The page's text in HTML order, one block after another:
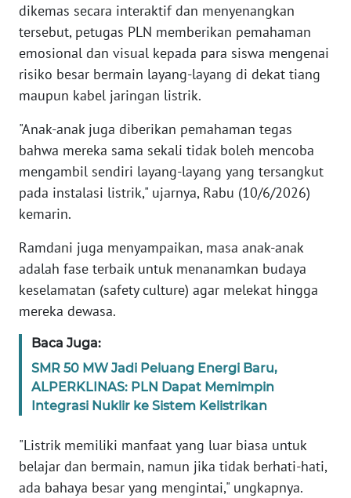
dikemas secara interaktif dan menyenangkan
tersebut, petugas PLN memberikan pemahaman
emosional dan visual kepada para siswa mengenai
risiko besar bermain layang-layang di dekat tiang
maupun kabel jaringan listrik.
"Anak-anak juga diberikan pemahaman tegas
bahwa mereka sama sekali tidak boleh mencoba
mengambil sendiri layang-layang yang tersangkut
pada instalasi listrik," ujarnya, Rabu (10/6/2026)
kemarin.
Ramdani juga menyampaikan, masa anak-anak
adalah fase terbaik untuk menanamkan budaya
keselamatan (safety culture) agar melekat hingga
mereka dewasa.
Baca Juga:
SMR 50 MW Jadi Peluang Energi Baru,
ALPERKLINAS: PLN Dapat Memimpin
Integrasi Nuklir ke Sistem Kelistrikan
"Listrik memiliki manfaat yang luar biasa untuk
belajar dan bermain, namun jika tidak berhati-hati,
ada bahaya besar yang mengintai," ungkapnya.
SULTRA
NTB
WN
SULTENG
SULBAR
WN
WN
SUMBAR
WN
WN
BENGKULU
WN
LAMPUNG